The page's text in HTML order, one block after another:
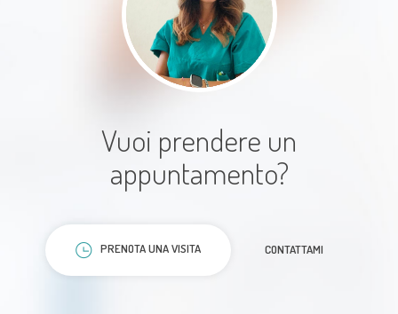
dal Paziente che la Professionista
ascolta e valuta sempre con grande
empatia.
Grande attenzione al paziente,
Vuoi prendere un
appuntamento?
PRENOTA UNA VISITA CONTATTAMI